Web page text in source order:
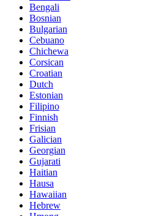
Bengali
Bosnian
Bulgarian
Cebuano
Chichewa
Corsican
Croatian
Dutch
Estonian
Filipino
Finnish
Frisian
Galician
Georgian
Gujarati
Haitian
Hausa
Hawaiian
Hebrew